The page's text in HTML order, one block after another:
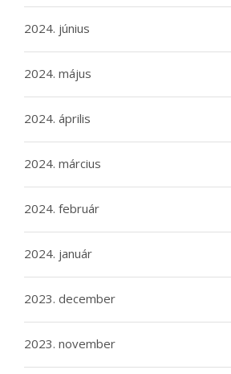
2024. június
2024. május
2024. április
2024. március
2024. február
2024. január
2023. december
2023. november